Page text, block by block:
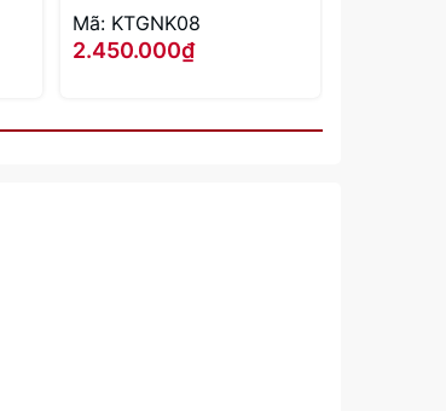
Mã: KTGNK08
2.450.000₫